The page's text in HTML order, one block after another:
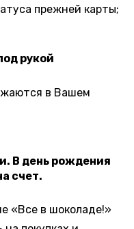
прежней карты;
рукой
в Вашем
В день рождения
счет.
«Все в шоколаде!»